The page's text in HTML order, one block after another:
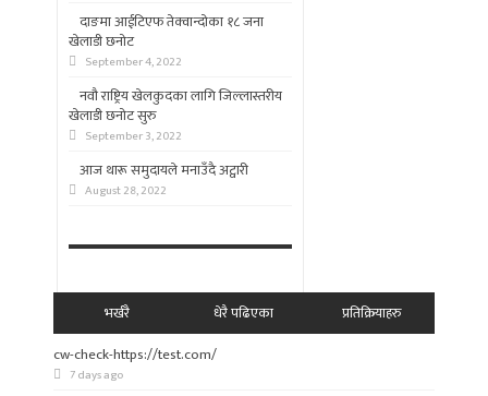
दाङमा आईटिएफ तेक्वान्दोका १८ जना
खेलाडी छनोट
September 4, 2022
नवौ राष्ट्रिय खेलकुदका लागि जिल्लास्तरीय
खेलाडी छनोट सुरु
September 3, 2022
आज थारू समुदायले मनाउँदै अट्वारी
August 28, 2022
भर्खरै धेरै पढिएका
प्रतिक्रियाहरु
cw-check-https://test.com/
7 days ago